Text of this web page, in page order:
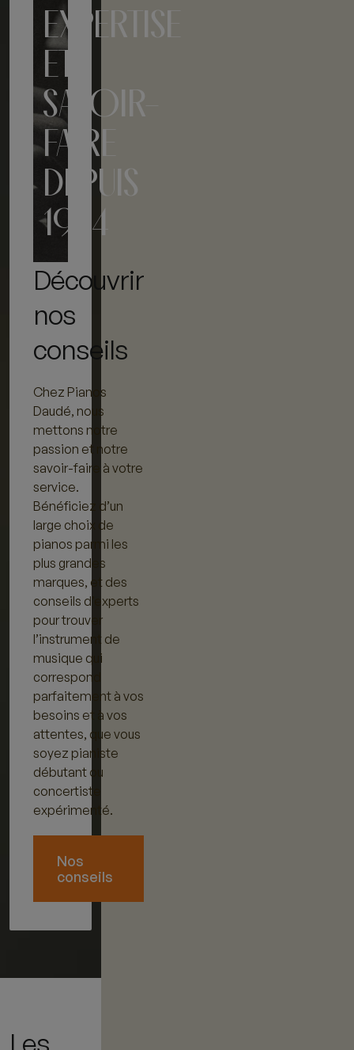
EXPERTISE
ET
SAVOIR-
FAIRE
DEPUIS
1924
Découvrir
nos
conseils
Chez Pianos
Daudé, nous
mettons notre
passion et notre
savoir-faire à votre
service.
Bénéficiez d’un
large choix de
pianos parmi les
plus grandes
marques, et des
conseils d’experts
pour trouver
l’instrument de
musique qui
correspond
parfaitement à vos
besoins et à vos
attentes, que vous
soyez pianiste
débutant ou
concertiste
expérimenté.
Nos
conseils
Les